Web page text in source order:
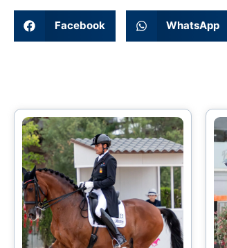
Facebook WhatsApp